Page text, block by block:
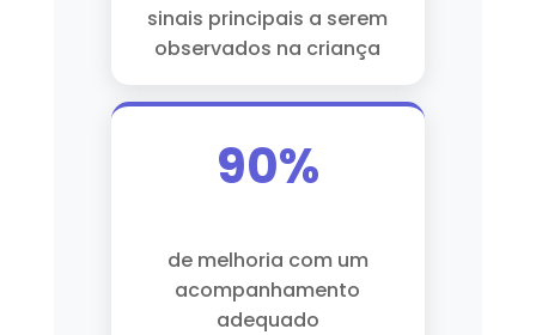
sinais principais a serem
observados na criança
90%
de melhoria com um
acompanhamento
adequado